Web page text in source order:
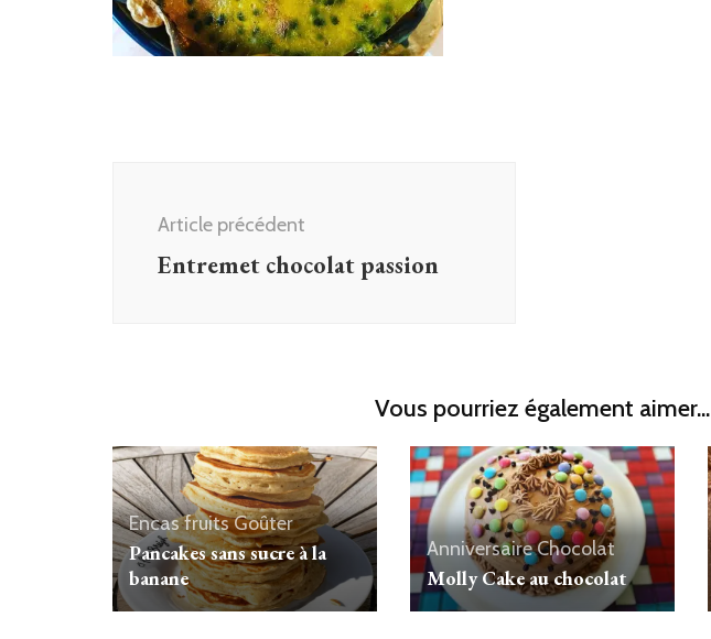
d'article
Article précédent
Entremet chocolat passion
Vous pourriez également aimer...
EncasfruitsGoûter
Pancakes sans sucre à la
banane
AnniversaireChocolat
Molly Cake au chocolat